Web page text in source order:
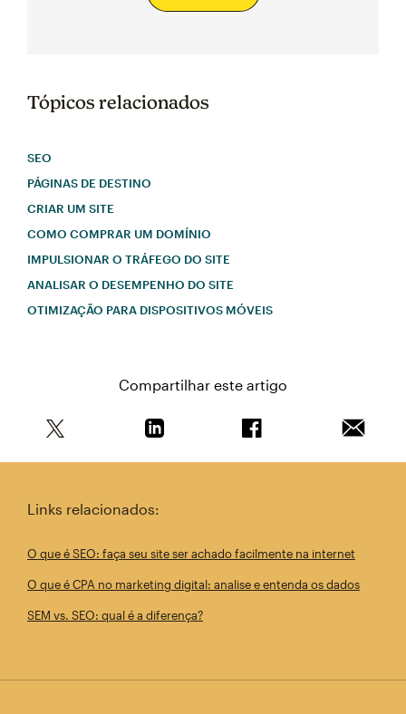
Tópicos relacionados
SEO
PÁGINAS DE DESTINO
CRIAR UM SITE
COMO COMPRAR UM DOMÍNIO
IMPULSIONAR O TRÁFEGO DO SITE
ANALISAR O DESEMPENHO DO SITE
OTIMIZAÇÃO PARA DISPOSITIVOS MÓVEIS
Compartilhar este artigo
Links relacionados:
O que é SEO: faça seu site ser achado facilmente na internet
O que é CPA no marketing digital: analise e entenda os dados
SEM vs. SEO: qual é a diferença?